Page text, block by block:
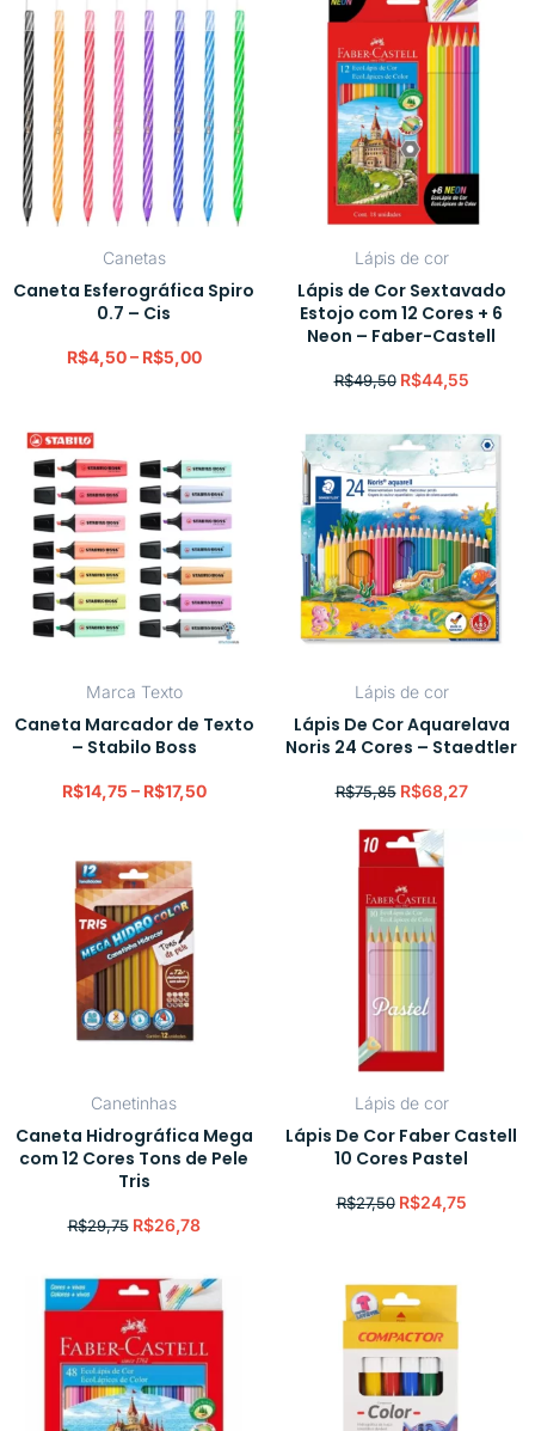
Canetas
Caneta Esferográfica Spiro
0.7 – Cis
R$4,50 – R$5,00
Lápis de cor
Lápis de Cor Sextavado
Estojo com 12 Cores + 6
Neon – Faber-Castell
R$49,50 R$44,55
Marca Texto
Caneta Marcador de Texto
– Stabilo Boss
R$14,75 – R$17,50
Lápis de cor
Lápis De Cor Aquarelava
Noris 24 Cores – Staedtler
R$75,85 R$68,27
Canetinhas
Caneta Hidrográfica Mega
com 12 Cores Tons de Pele
Tris
R$29,75 R$26,78
Lápis de cor
Lápis De Cor Faber Castell
10 Cores Pastel
R$27,50 R$24,75